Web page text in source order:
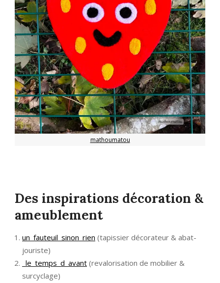
mathoumatou
Des inspirations décoration &
ameublement
un_fauteuil_sinon_rien (tapissier décorateur & abat-
jouriste)
_le_temps_d_avant (revalorisation de mobilier &
surcyclage)